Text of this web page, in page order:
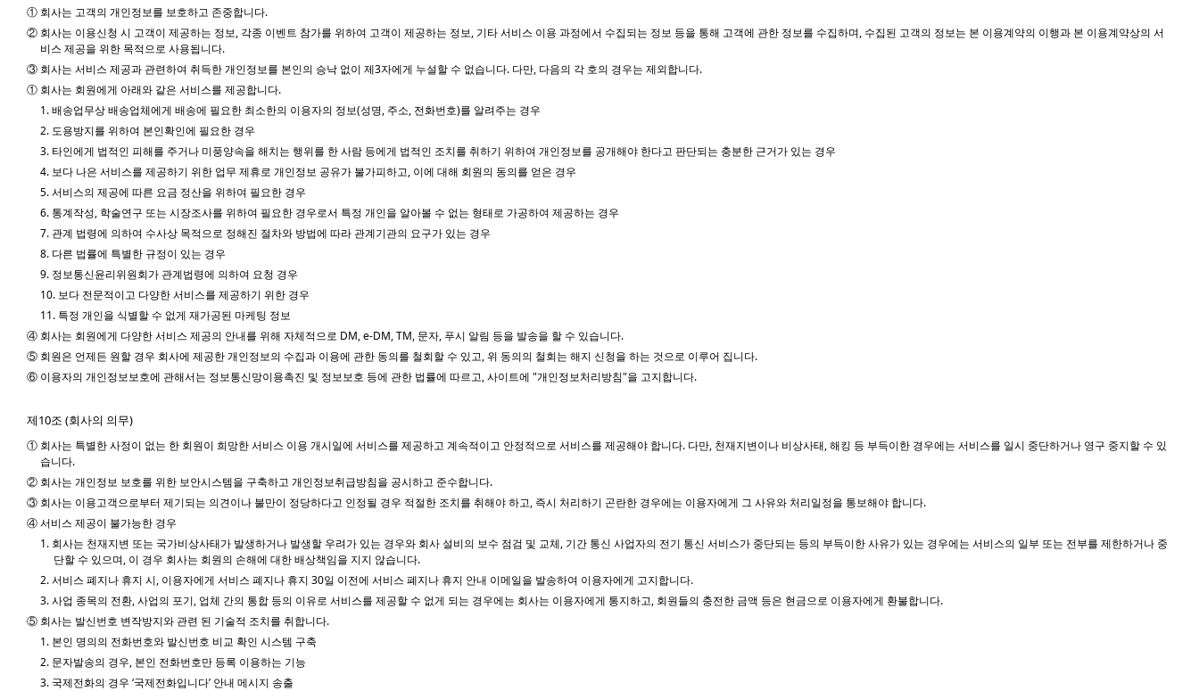
① 회사는 고객의 개인정보를 보호하고 존중합니다.
② 회사는 이용신청 시 고객이 제공하는 정보, 각종 이벤트 참가를 위하여 고객이 제공하는 정보, 기타 서비스 이용 과정에서 수집되는 정보 등을 통해 고객에 관한 정보를 수집하며, 수집된 고객의 정보는 본 이용계약의 이행과 본 이용계약상의 서
비스 제공을 위한 목적으로 사용됩니다.
③ 회사는 서비스 제공과 관련하여 취득한 개인정보를 본인의 승낙 없이 제3자에게 누설할 수 없습니다. 다만, 다음의 각 호의 경우는 제외합니다.
① 회사는 회원에게 아래와 같은 서비스를 제공합니다.
1. 배송업무상 배송업체에게 배송에 필요한 최소한의 이용자의 정보(성명, 주소, 전화번호)를 알려주는 경우
2. 도용방지를 위하여 본인확인에 필요한 경우
3. 타인에게 법적인 피해를 주거나 미풍양속을 해치는 행위를 한 사람 등에게 법적인 조치를 취하기 위하여 개인정보를 공개해야 한다고 판단되는 충분한 근거가 있는 경우
4. 보다 나은 서비스를 제공하기 위한 업무 제휴로 개인정보 공유가 불가피하고, 이에 대해 회원의 동의를 얻은 경우
5. 서비스의 제공에 따른 요금 정산을 위하여 필요한 경우
6. 통계작성, 학술연구 또는 시장조사를 위하여 필요한 경우로서 특정 개인을 알아볼 수 없는 형태로 가공하여 제공하는 경우
7. 관계 법령에 의하여 수사상 목적으로 정해진 절차와 방법에 따라 관계기관의 요구가 있는 경우
8. 다른 법률에 특별한 규정이 있는 경우
9. 정보통신윤리위원회가 관계법령에 의하여 요청 경우
10. 보다 전문적이고 다양한 서비스를 제공하기 위한 경우
11. 특정 개인을 식별할 수 없게 재가공된 마케팅 정보
④ 회사는 회원에게 다양한 서비스 제공의 안내를 위해 자체적으로 DM, e-DM, TM, 문자, 푸시 알림 등을 발송을 할 수 있습니다.
⑤ 회원은 언제든 원할 경우 회사에 제공한 개인정보의 수집과 이용에 관한 동의를 철회할 수 있고, 위 동의의 철회는 해지 신청을 하는 것으로 이루어 집니다.
⑥ 이용자의 개인정보보호에 관해서는 정보통신망이용촉진 및 정보보호 등에 관한 법률에 따르고, 사이트에 "개인정보처리방침"을 고지합니다.
제10조 (회사의 의무)
① 회사는 특별한 사정이 없는 한 회원이 희망한 서비스 이용 개시일에 서비스를 제공하고 계속적이고 안정적으로 서비스를 제공해야 합니다. 다만, 천재지변이나 비상사태, 해킹 등 부득이한 경우에는 서비스를 일시 중단하거나 영구 중지할 수 있
습니다.
② 회사는 개인정보 보호를 위한 보안시스템을 구축하고 개인정보취급방침을 공시하고 준수합니다.
③ 회사는 이용고객으로부터 제기되는 의견이나 불만이 정당하다고 인정될 경우 적절한 조치를 취해야 하고, 즉시 처리하기 곤란한 경우에는 이용자에게 그 사유와 처리일정을 통보해야 합니다.
④ 서비스 제공이 불가능한 경우
1. 회사는 천재지변 또는 국가비상사태가 발생하거나 발생할 우려가 있는 경우와 회사 설비의 보수 점검 및 교체, 기간 통신 사업자의 전기 통신 서비스가 중단되는 등의 부득이한 사유가 있는 경우에는 서비스의 일부 또는 전부를 제한하거나 중
단할 수 있으며, 이 경우 회사는 회원의 손해에 대한 배상책임을 지지 않습니다.
2. 서비스 폐지나 휴지 시, 이용자에게 서비스 폐지나 휴지 30일 이전에 서비스 폐지나 휴지 안내 이메일을 발송하여 이용자에게 고지합니다.
3. 사업 종목의 전환, 사업의 포기, 업체 간의 통합 등의 이유로 서비스를 제공할 수 없게 되는 경우에는 회사는 이용자에게 통지하고, 회원들의 충전한 금액 등은 현금으로 이용자에게 환불합니다.
⑤ 회사는 발신번호 변작방지와 관련 된 기술적 조치를 취합니다.
1. 본인 명의의 전화번호와 발신번호 비교 확인 시스템 구축
2. 문자발송의 경우, 본인 전화번호만 등록 이용하는 기능
3. 국제전화의 경우 ‘국제전화입니다’ 안내 메시지 송출